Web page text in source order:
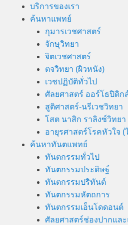
บริการของเรา
ค้นหาแพทย์
กุมารเวชศาสตร์
จักษุวิทยา
จิตเวชศาสตร์
ตจวิทยา (ผิวหนัง)
เวชปฏิบัติทั่วไป
ศัลยศาสตร์ ออร์โธปิดิก
สูติศาสตร์-นรีเวชวิทยา
โสต นาสิก ราลิงซ์วิทย
อายุรศาสตร์โรคหัวใจ
ค้นหาทันตแพทย์
ทันตกรรมทั่วไป
ทันตกรรมประดิษฐ์
ทันตกรรมปริทันต์
ทันตกรรมหัตถการ
ทันตกรรมเอ็นโดดอนต์
ศัลยศาสตร์ช่องปากแล